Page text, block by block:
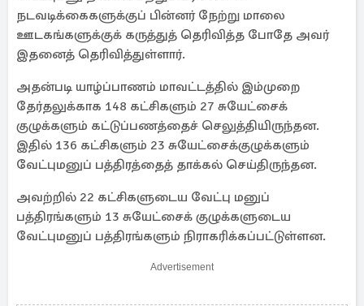
நடவடிக்கைகளுக்குப் பின்னர் நேற்று மாலை
ஊடகங்களுக்குக் கருத்துத் தெரிவித்த போதே அவர்
இதனைத் தெரிவித்துள்ளார்.
அதன்படி யாழ்ப்பாணம் மாவட்டத்தில் இம்முறை
தேர்தலுக்காக 148 கட்சிகளும் 27 சுயேட்சைக்
குழுக்களும் கட்டுப்பணத்தைச் செலுத்தியிருந்தன.
இதில் 136 கட்சிகளும் 23 சுயேட்சைக்குழுக்களும்
வேட்புமனுப் பத்திரத்தைத் தாக்கல் செய்திருந்தன.
அவற்றில் 22 கட்சிகளுடைய வேட்பு மனுப்
பத்திரங்களும் 13 சுயேட்சைக் குழுக்களுடைய
வேட்புமனுப் பத்திரங்களும் நிராகரிக்கப்பட்டுள்ளன.
Advertisement